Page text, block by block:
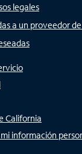
legales
a un proveedor
California
información